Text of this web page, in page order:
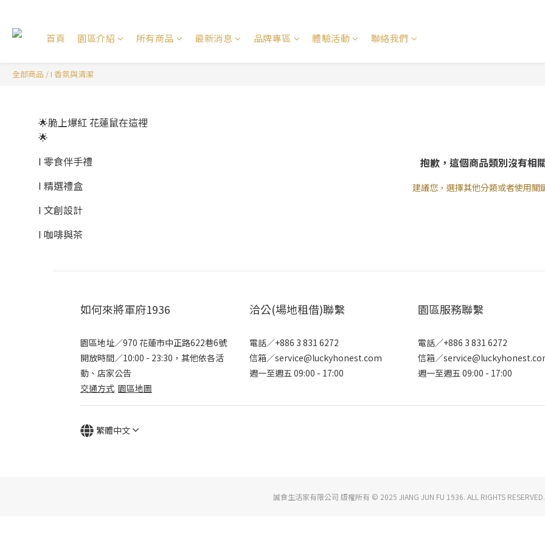
首頁 園區介紹 所有商品 最新消息 品牌專區 體驗活動 聯絡我們
全部商品 /I 香氛與清潔
🌟脆上爆紅 花蓮鼠在這裡
🌟
I 零食伴手禮
I 精選禮盒
I 文創設計
I 咖啡與茶
抱歉，這個商品類別沒有相
建議您，選擇其他分類或者使用關
如何來將軍府1936
園區地址／970 花蓮市中正路622巷6號
開放時間／10:00 - 23:30，其他依各活
動、店家公告
交通方式 園區地圖
洽公(場地租借)聯繫
電話／+886 3 831 6272
信箱／service@luckyhonest.com
週一至週五 09:00 - 17:00
園區服務聯繫
電話／+886 3 831 6272
信箱／
週一至週五 09:00 - 17:00
繁體中文
誠食生活家有限公司 版權所有 © 2025 JIANG JUN FU 1936. ALL RIGHTS RESERVED.